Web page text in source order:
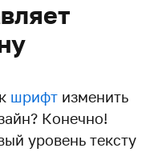
шрифт изменить
Конечно!
уровень тексту